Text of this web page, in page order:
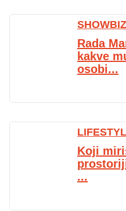
SHOWBIZ
Rada
kakve
osobi...
Koji
...